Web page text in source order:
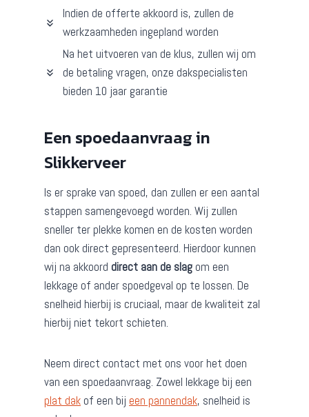
Indien de offerte akkoord is, zullen de
werkzaamheden ingepland worden
Na het uitvoeren van de klus, zullen wij om
de betaling vragen, onze dakspecialisten
bieden 10 jaar garantie
Een spoedaanvraag in
Slikkerveer
Is er sprake van spoed, dan zullen er een aantal
stappen samengevoegd worden. Wij zullen
sneller ter plekke komen en de kosten worden
dan ook direct gepresenteerd. Hierdoor kunnen
wij na akkoord direct aan de slag om een
lekkage of ander spoedgeval op te lossen. De
snelheid hierbij is cruciaal, maar de kwaliteit zal
hierbij niet tekort schieten.
Neem direct contact met ons voor het doen
van een spoedaanvraag. Zowel lekkage bij een
plat dak of een bij een pannendak, snelheid is